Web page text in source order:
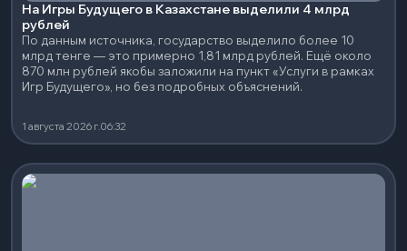
На Игры Будущего в Казахстане выделили 4 млрд
рублей
По данным источника, государство выделило более 10
млрд тенге — это примерно 1,81 млрд рублей. Ещё около
870 млн рублей якобы заложили на пункт «Услуги в рамках
Игр Будущего», но без подробных объяснений.
1 августа 2026 г.06:32